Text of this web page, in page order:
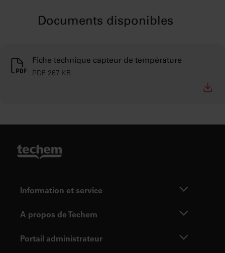
Documents disponibles
Fiche technique capteur de température
PDF 267 KB
Information et service
A propos de Techem
Portail administrateur